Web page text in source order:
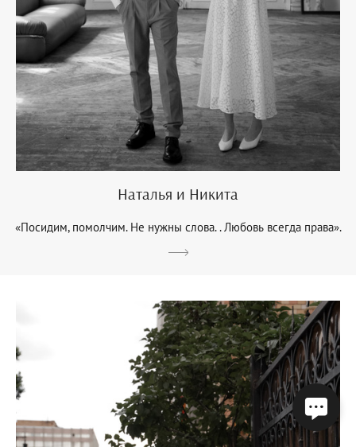
Наталья и Никита
«Посидим, помолчим. Не нужны слова. . Любовь всегда права».